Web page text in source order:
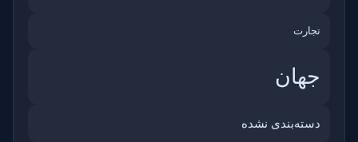
تجارت
جهان
دسته‌بندی نشده